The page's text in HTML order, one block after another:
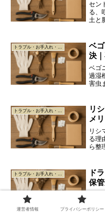
セン
る、
土と
しま
トラブル・お手入れ・安全
ベ
決
ベゴ
過湿
害虫
リ
メ
リシ
る理
ら整
ド
保
ド
温
法と
運営者情報 プライバシーポリシー